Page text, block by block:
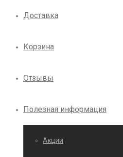
Доставка
Корзина
Отзывы
Полезная информация
Акции